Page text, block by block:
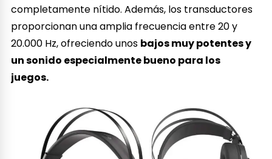
completamente nítido. Además, los transductores
proporcionan una amplia frecuencia entre 20 y
20.000 Hz, ofreciendo unos bajos muy potentes y
un sonido especialmente bueno para los
juegos.